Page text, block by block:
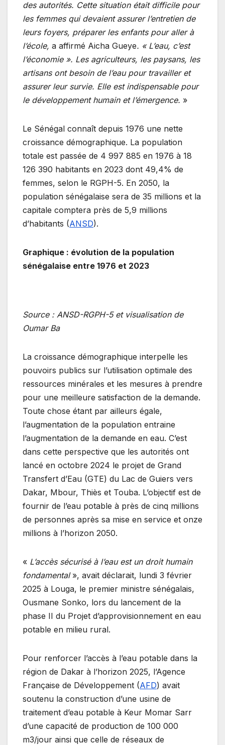
des autorités. Cette situation était difficile pour
les femmes qui devaient assurer l’entretien de
leurs foyers, préparer les enfants pour aller à
l’école, a affirmé Aicha Gueye. « L’eau, c’est
l’économie ». Les agriculteurs, les paysans, les
artisans ont besoin de l’eau pour travailler et
assurer leur survie. Elle est indispensable pour
le développement humain et l’émergence. »
Le Sénégal connaît depuis 1976 une nette
croissance démographique. La population
totale est passée de 4 997 885 en 1976 à 18
126 390 habitants en 2023 dont 49,4% de
femmes, selon le RGPH-5. En 2050, la
population sénégalaise sera de 35 millions et la
capitale comptera près de 5,9 millions
d’habitants (ANSD).
Graphique : évolution de la population
sénégalaise entre 1976 et 2023
Source : ANSD-RGPH-5 et visualisation de
Oumar Ba
La croissance démographique interpelle les
pouvoirs publics sur l’utilisation optimale des
ressources minérales et les mesures à prendre
pour une meilleure satisfaction de la demande.
Toute chose étant par ailleurs égale,
l’augmentation de la population entraine
l’augmentation de la demande en eau. C’est
dans cette perspective que les autorités ont
lancé en octobre 2024 le projet de Grand
Transfert d’Eau (GTE) du Lac de Guiers vers
Dakar, Mbour, Thiès et Touba. L’objectif est de
fournir de l’eau potable à près de cinq millions
de personnes après sa mise en service et onze
millions à l’horizon 2050.
« L’accès sécurisé à l’eau est un droit humain
fondamental», avait déclarait, lundi 3 février
2025 à Louga, le premier ministre sénégalais,
Ousmane Sonko, lors du lancement de la
phase II du Projet d’approvisionnement en eau
potable en milieu rural.
Pour renforcer l’accès à l’eau potable dans la
région de Dakar à l’horizon 2025, l’Agence
Française de Développement (AFD) avait
soutenu la construction d’une usine de
traitement d’eau potable à Keur Momar Sarr
d’une capacité de production de 100 000
m3/jour ainsi que celle de réseaux de